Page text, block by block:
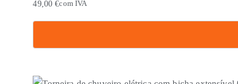
49,00€com IVA